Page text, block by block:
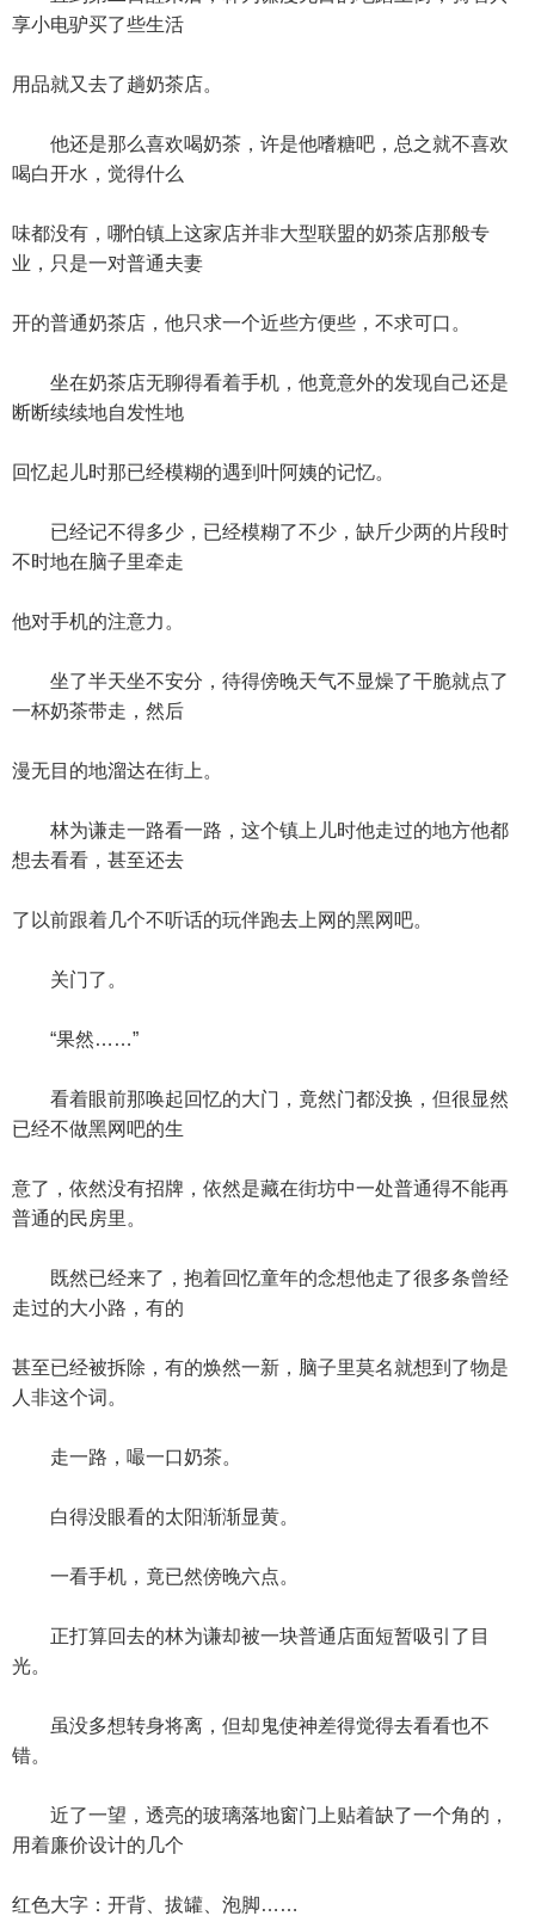
享小电驴买了些生活
用品就又去了趟奶茶店。
他还是那么喜欢喝奶茶，许是他嗜糖吧，总之就不喜欢
喝白开水，觉得什么
味都没有，哪怕镇上这家店并非大型联盟的奶茶店那般专
业，只是一对普通夫妻
开的普通奶茶店，他只求一个近些方便些，不求可口。
坐在奶茶店无聊得看着手机，他竟意外的发现自己还是
断断续续地自发性地
回忆起儿时那已经模糊的遇到叶阿姨的记忆。
已经记不得多少，已经模糊了不少，缺斤少两的片段时
不时地在脑子里牵走
他对手机的注意力。
坐了半天坐不安分，待得傍晚天气不显燥了干脆就点了
一杯奶茶带走，然后
漫无目的地溜达在街上。
林为谦走一路看一路，这个镇上儿时他走过的地方他都
想去看看，甚至还去
了以前跟着几个不听话的玩伴跑去上网的黑网吧。
关门了。
“果然……”
看着眼前那唤起回忆的大门，竟然门都没换，但很显然
已经不做黑网吧的生
意了，依然没有招牌，依然是藏在街坊中一处普通得不能再
普通的民房里。
既然已经来了，抱着回忆童年的念想他走了很多条曾经
走过的大小路，有的
甚至已经被拆除，有的焕然一新，脑子里莫名就想到了物是
人非这个词。
走一路，嘬一口奶茶。
白得没眼看的太阳渐渐显黄。
一看手机，竟已然傍晚六点。
正打算回去的林为谦却被一块普通店面短暂吸引了目
光。
虽没多想转身将离，但却鬼使神差得觉得去看看也不
错。
近了一望，透亮的玻璃落地窗门上贴着缺了一个角的，
用着廉价设计的几个
红色大字：开背、拔罐、泡脚……